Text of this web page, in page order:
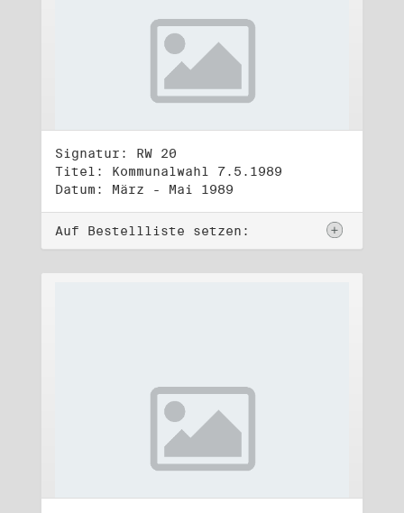
Signatur: RW 20
Titel: Kommunalwahl 7.5.1989
Datum: März - Mai 1989
Auf Bestellliste setzen: